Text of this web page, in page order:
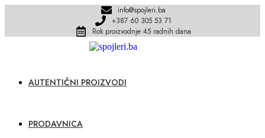
info@spojleri.ba
+387 60 305 53 71
Rok proizvodnje 45 radnih dana
AUTENTIČNI PROIZVODI
PRODAVNICA